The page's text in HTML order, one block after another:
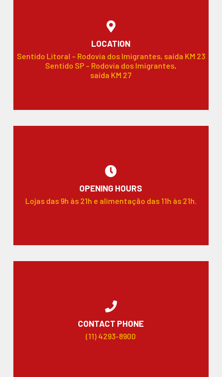
LOCATION
Sentido Litoral – Rodovia dos Imigrantes, saída KM 23
Sentido SP – Rodovia dos Imigrantes,
saída KM 27
OPENING HOURS
Lojas das 9h às 21h e alimentação das 11h às 21h.
CONTACT PHONE
(11) 4293-8900